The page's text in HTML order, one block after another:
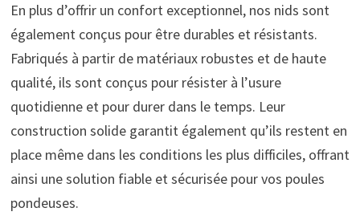
En plus d’offrir un confort exceptionnel, nos nids sont
également conçus pour être durables et résistants.
Fabriqués à partir de matériaux robustes et de haute
qualité, ils sont conçus pour résister à l’usure
quotidienne et pour durer dans le temps. Leur
construction solide garantit également qu’ils restent en
place même dans les conditions les plus difficiles, offrant
ainsi une solution fiable et sécurisée pour vos poules
pondeuses.